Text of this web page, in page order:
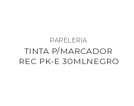
PAPELERIA
TINTA P/MARCADOR
REC PK-E 30MLNEGRO